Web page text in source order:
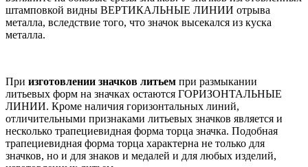
штамповкой видны ВЕРТИКАЛЬНЫЕ ЛИНИИ отрыва
металла, вследствие того, что значок высекался из куска
металла.
При изготовлении значков литьем при размыкании
литьевых форм на значках остаются ГОРИЗОНТАЛЬНЫЕ
ЛИНИИ. Кроме наличия горизонтальных линий,
отличительными признаками литьевых значков является и
несколько трапециевидная форма торца значка. Подобная
трапециевидная форма торца характерна не только для
значков, но и для знаков и медалей и для любых изделий,